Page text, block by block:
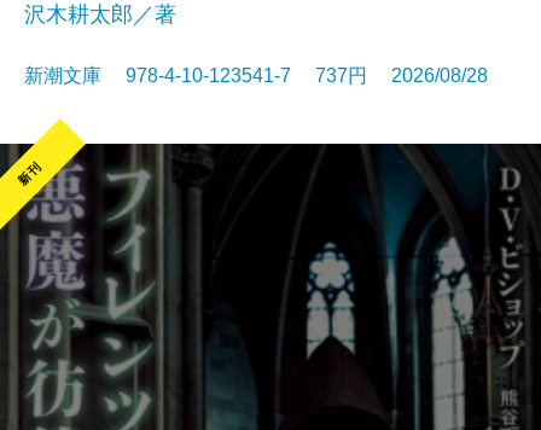
沢木耕太郎／著
新潮文庫 978-4-10-123541-7 737円 2026/08/28
新刊